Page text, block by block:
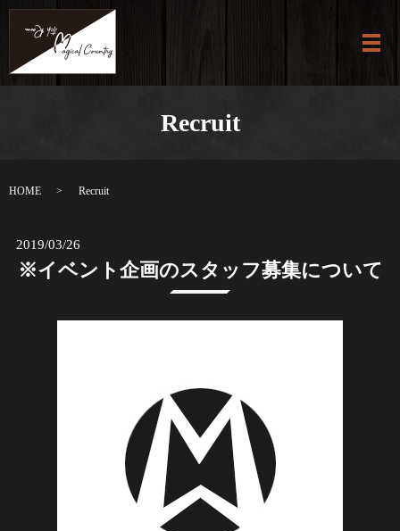
メ
Recruit
HOME Recruit
2019/03/26
※イベント企画のスタッフ募集について